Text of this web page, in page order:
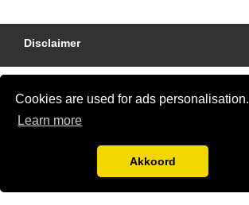
Cookies are used for ads personalisation.
Learn more
Akkoord
Disclaimer